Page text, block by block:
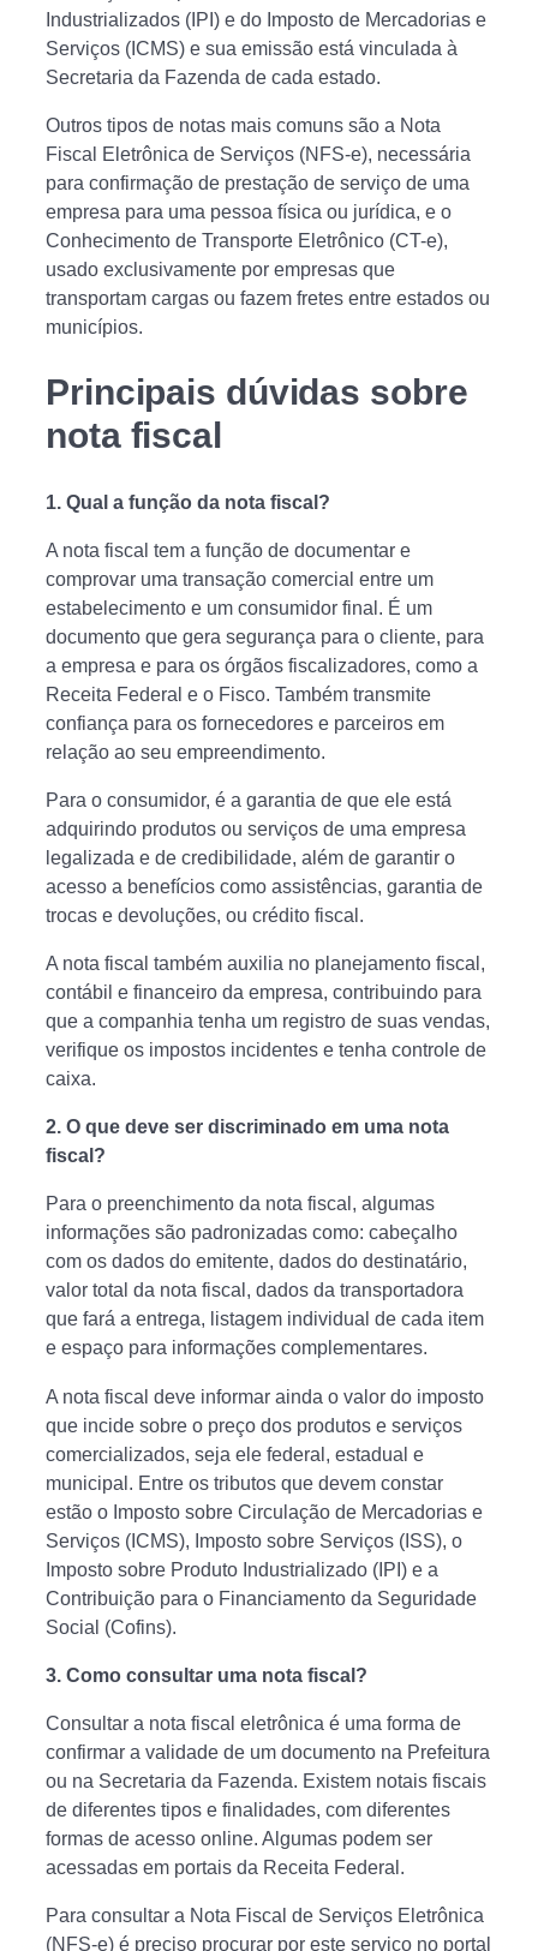
Industrializados (IPI) e do Imposto de Mercadorias e
Serviços (ICMS) e sua emissão está vinculada à
Secretaria da Fazenda de cada estado.
Outros tipos de notas mais comuns são a Nota
Fiscal Eletrônica de Serviços (NFS-e), necessária
para confirmação de prestação de serviço de uma
empresa para uma pessoa física ou jurídica, e o
Conhecimento de Transporte Eletrônico (CT-e),
usado exclusivamente por empresas que
transportam cargas ou fazem fretes entre estados ou
municípios.
Principais dúvidas sobre
nota fiscal
1. Qual a função da nota fiscal?
A nota fiscal tem a função de documentar e
comprovar uma transação comercial entre um
estabelecimento e um consumidor final. É um
documento que gera segurança para o cliente, para
a empresa e para os órgãos fiscalizadores, como a
Receita Federal e o Fisco. Também transmite
confiança para os fornecedores e parceiros em
relação ao seu empreendimento.
Para o consumidor, é a garantia de que ele está
adquirindo produtos ou serviços de uma empresa
legalizada e de credibilidade, além de garantir o
acesso a benefícios como assistências, garantia de
trocas e devoluções, ou crédito fiscal.
A nota fiscal também auxilia no planejamento fiscal,
contábil e financeiro da empresa, contribuindo para
que a companhia tenha um registro de suas vendas,
verifique os impostos incidentes e tenha controle de
caixa.
2. O que deve ser discriminado em uma nota
fiscal?
Para o preenchimento da nota fiscal, algumas
informações são padronizadas como: cabeçalho
com os dados do emitente, dados do destinatário,
valor total da nota fiscal, dados da transportadora
que fará a entrega, listagem individual de cada item
e espaço para informações complementares.
A nota fiscal deve informar ainda o valor do imposto
que incide sobre o preço dos produtos e serviços
comercializados, seja ele federal, estadual e
municipal. Entre os tributos que devem constar
estão o Imposto sobre Circulação de Mercadorias e
Serviços (ICMS), Imposto sobre Serviços (ISS), o
Imposto sobre Produto Industrializado (IPI) e a
Contribuição para o Financiamento da Seguridade
Social (Cofins).
3. Como consultar uma nota fiscal?
Consultar a nota fiscal eletrônica é uma forma de
confirmar a validade de um documento na Prefeitura
ou na Secretaria da Fazenda. Existem notais fiscais
de diferentes tipos e finalidades, com diferentes
formas de acesso online. Algumas podem ser
acessadas em portais da Receita Federal.
Para consultar a Nota Fiscal de Serviços Eletrônica
(NFS-e) é preciso procurar por este serviço no portal